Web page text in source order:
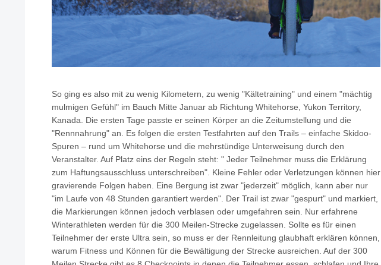
So ging es also mit zu wenig Kilometern, zu wenig "Kältetraining" und einem "mächtig
mulmigen Gefühl" im Bauch Mitte Januar ab Richtung Whitehorse, Yukon Territory,
Kanada. Die ersten Tage passte er seinen Körper an die Zeitumstellung und die
"Rennnahrung" an. Es folgen die ersten Testfahrten auf den Trails – einfache Skidoo-
Spuren – rund um Whitehorse und die mehrstündige Unterweisung durch den
Veranstalter. Auf Platz eins der Regeln steht: " Jeder Teilnehmer muss die Erklärung
zum Haftungsausschluss unterschreiben". Kleine Fehler oder Verletzungen können hier
gravierende Folgen haben. Eine Bergung ist zwar "jederzeit" möglich, kann aber nur
"im Laufe von 48 Stunden garantiert werden". Der Trail ist zwar "gespurt" und markiert,
die Markierungen können jedoch verblasen oder umgefahren sein. Nur erfahrene
Winterathleten werden für die 300 Meilen-Strecke zugelassen. Sollte es für einen
Teilnehmer der erste Ultra sein, so muss er der Rennleitung glaubhaft erklären können,
warum Fitness und Können für die Bewältigung der Strecke ausreichen. Auf der 300